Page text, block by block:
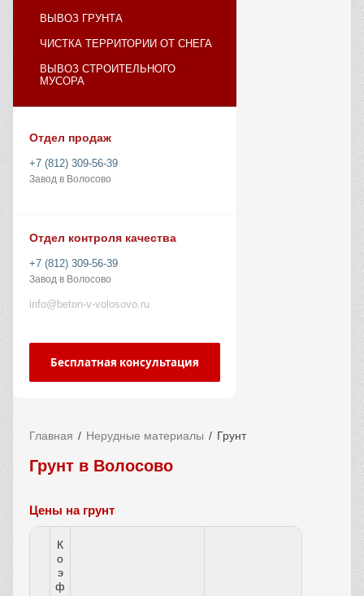
ВЫВОЗ ГРУНТА
ЧИСТКА ТЕРРИТОРИИ ОТ СНЕГА
ВЫВОЗ СТРОИТЕЛЬНОГО
МУСОРА
Отдел продаж
+7 (812) 309-56-39
Завод в Волосово
Отдел контроля качества
+7 (812) 309-56-39
Завод в Волосово
info@beton-v-volosovo.ru
Бесплатная консультация
Главная Нерудные материалы Грунт
Грунт в Волосово
Цены на грунт
К
о
э
ф